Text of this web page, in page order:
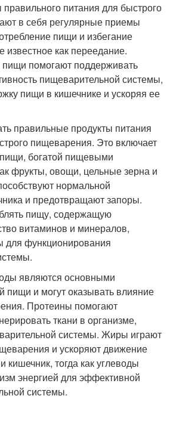
питания для быстрого
в себя регулярные приемы
пищи и избегание
известное как переедание.
помогают поддерживать
пищеварительной системы,
пищи в кишечнике и ускоряя ее
правильные продукты питания
пищеварения. Это включает
богатой пищевыми
фрукты, овощи, цельные зерна и
нормальной
и предотвращают запоры.
пищу, содержащую
витаминов и минералов,
для функционирования
являются основными
пищи и могут оказывать влияние
Протеины помогают
ткани в организме,
системы. Жиры играют
и ускоряют движение
кишечник, тогда как углеводы
энергией для эффективной
системы.